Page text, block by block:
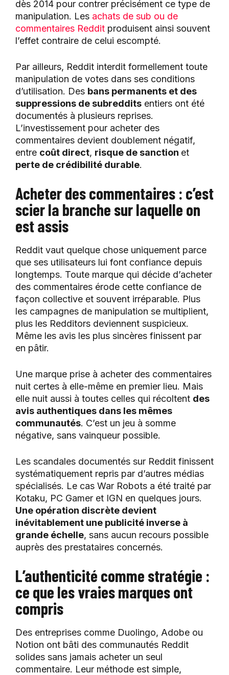
dès 2014 pour contrer précisément ce type de
manipulation. Les achats de sub ou de
commentaires Reddit produisent ainsi souvent
l’effet contraire de celui escompté.
Par ailleurs, Reddit interdit formellement toute
manipulation de votes dans ses conditions
d’utilisation. Des bans permanents et des
suppressions de subreddits entiers ont été
documentés à plusieurs reprises.
L’investissement pour acheter des
commentaires devient doublement négatif,
entre coût direct, risque de sanction et
perte de crédibilité durable.
Acheter des commentaires : c’est
scier la branche sur laquelle on
est assis
Reddit vaut quelque chose uniquement parce
que ses utilisateurs lui font confiance depuis
longtemps. Toute marque qui décide d’acheter
des commentaires érode cette confiance de
façon collective et souvent irréparable. Plus
les campagnes de manipulation se multiplient,
plus les Redditors deviennent suspicieux.
Même les avis les plus sincères finissent par
en pâtir.
Une marque prise à acheter des commentaires
nuit certes à elle-même en premier lieu. Mais
elle nuit aussi à toutes celles qui récoltent des
avis authentiques dans les mêmes
communautés. C’est un jeu à somme
négative, sans vainqueur possible.
Les scandales documentés sur Reddit finissent
systématiquement repris par d’autres médias
spécialisés. Le cas War Robots a été traité par
Kotaku, PC Gamer et IGN en quelques jours.
Une opération discrète devient
inévitablement une publicité inverse à
grande échelle, sans aucun recours possible
auprès des prestataires concernés.
L’authenticité comme stratégie :
ce que les vraies marques ont
compris
Des entreprises comme Duolingo, Adobe ou
Notion ont bâti des communautés Reddit
solides sans jamais acheter un seul
commentaire. Leur méthode est simple,